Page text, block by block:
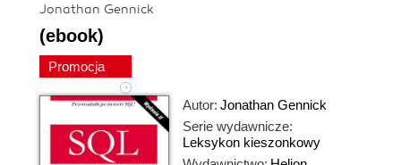
Jonathan Gennick
(ebook)
Promocja
Autor: Jonathan Gennick
Serie wydawnicze:
Leksykon kieszonkowy